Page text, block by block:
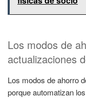
Los modos de
actualizaciones
Los modos de ahorro
porque automatizan